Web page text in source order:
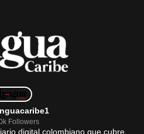
Followers
digital colombiano que cubre